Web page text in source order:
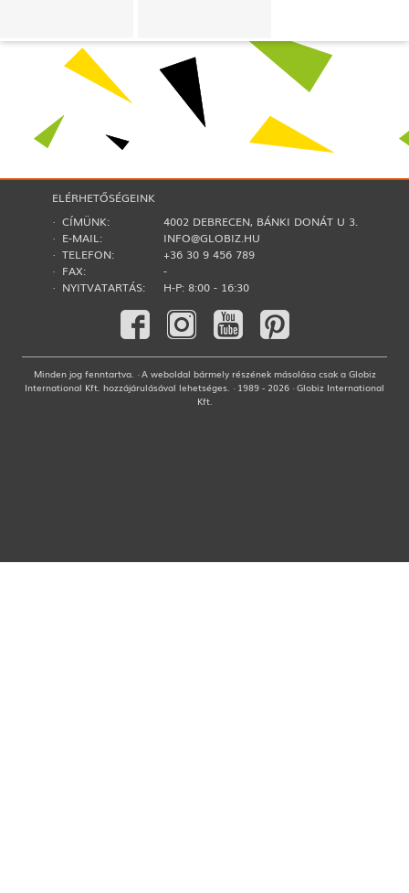
ELÉRHETŐSÉGEINK
· CÍMÜNK:
4002 DEBRECEN, BÁNKI DONÁT U 3.
· E-MAIL:
INFO@GLOBIZ.HU
· TELEFON:
+36 30 9 456 789
· FAX:
-
· NYITVATARTÁS:
H-P: 8:00 - 16:30
Minden jog fenntartva. · A weboldal bármely részének másolása csak a Globiz
International Kft. hozzájárulásával lehetséges. · 1989 - 2026 · Globiz International
Kft.